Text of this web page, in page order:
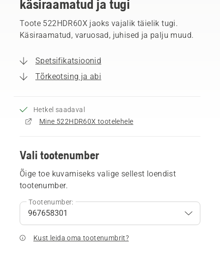
käsiraamatud ja tugi
Toote 522HDR60X jaoks vajalik täielik tugi.
Käsiraamatud, varuosad, juhised ja palju muud.
Spetsifikatsioonid
Tõrkeotsing ja abi
Hetkel saadaval
Mine 522HDR60X tootelehele
Vali tootenumber
Õige toe kuvamiseks valige sellest loendist
tootenumber.
Tootenumber:
Kust leida oma tootenumbrit?